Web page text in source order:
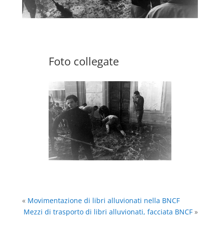
Foto collegate
« Movimentazione di libri alluvionati nella BNCF
Mezzi di trasporto di libri alluvionati, facciata BNCF »